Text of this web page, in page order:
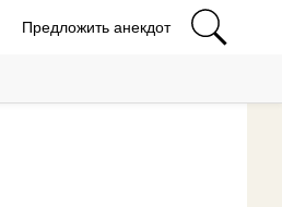
Предложить анекдот